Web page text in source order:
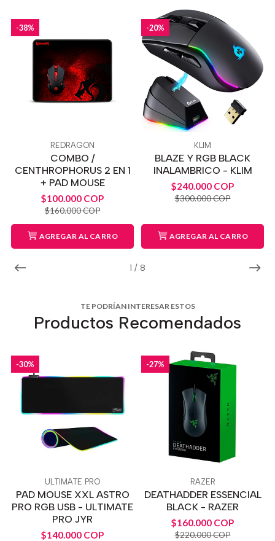
1 / 8
-38%
REDRAGON
COMBO /
CENTHROPHORUS 2 EN 1
+ PAD MOUSE
$100.000 COP
$160.000 COP
AGREGAR AL CARRO
-20%
KLIM
BLAZE Y RGB BLACK
INALAMBRICO - KLIM
$240.000 COP
$300.000 COP
AGREGAR AL CARRO
TE PODRÍAN INTERESAR ESTOS
Productos Recomendados
-30%
ULTIMATE PRO
PAD MOUSE XXL ASTRO
PRO RGB USB - ULTIMATE
PRO JYR
$140.000 COP
-27%
RAZER
DEATHADDER ESSENCIAL
BLACK - RAZER
$160.000 COP
$220.000 COP